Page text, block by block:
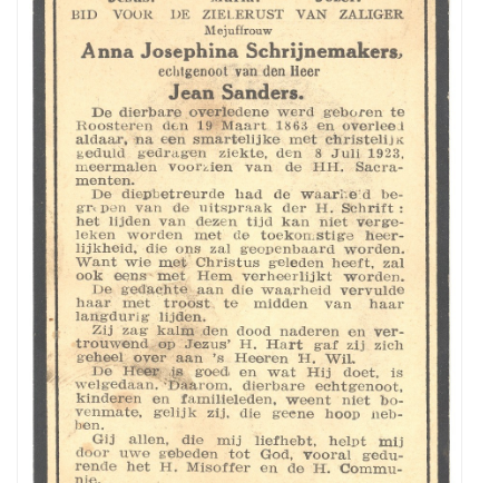
zoek
een
foto
van
mijn
overgrootmoeder
(Jo)anna
Josepha
Schrijnemakers
uit
Roosteren
Roosteren
19-
3-
1863
+Roosteren